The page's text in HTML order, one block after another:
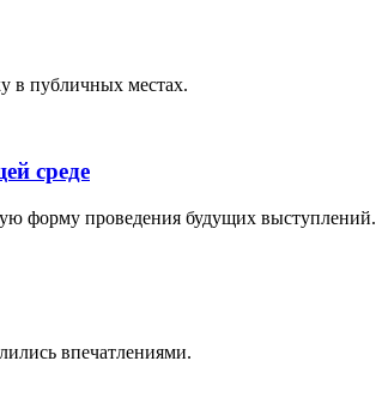
в публичных местах.
среде
форму проведения будущих выступлений.
впечатлениями.